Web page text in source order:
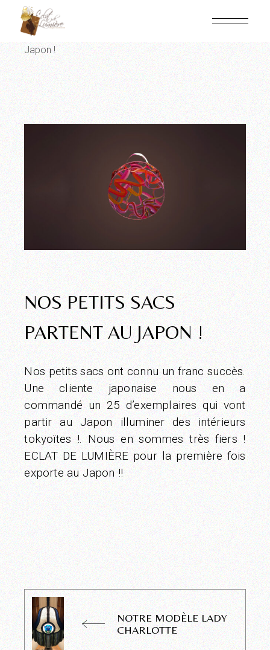
Home
Japon !
NOS PETITS SACS
PARTENT AU JAPON !
Nos petits sacs ont connu un franc succès.
Une cliente japonaise nous en a
commandé un 25 d’exemplaires qui vont
partir au Japon illuminer des intérieurs
tokyoïtes !. Nous en sommes très fiers !
ECLAT DE LUMIÈRE pour la première fois
exporte au Japon !!
NOTRE MODÈLE LADY
CHARLOTTE
Panneau de gestion des cookies